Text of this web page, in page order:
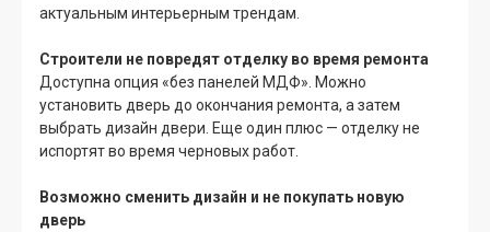
актуальным интерьерным трендам.
Строители не повредят отделку во время ремонта
Доступна опция «без панелей МДФ». Можно
установить дверь до окончания ремонта, а затем
выбрать дизайн двери. Еще один плюс — отделку не
испортят во время черновых работ.
Возможно сменить дизайн и не покупать новую
дверь